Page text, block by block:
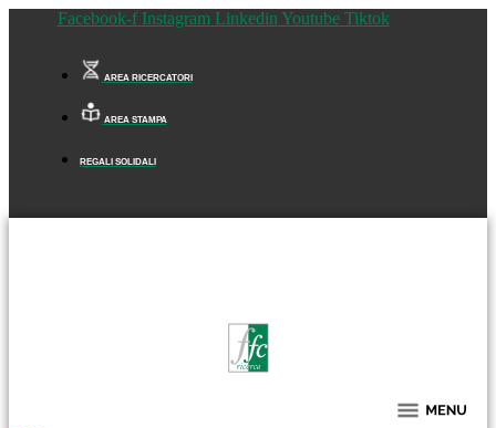
Facebook-f Instagram Linkedin Youtube Tiktok
AREA RICERCATORI
AREA STAMPA
REGALI SOLIDALI